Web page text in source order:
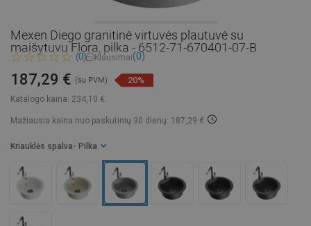
Mexen Diego granitinė virtuvės plautuvė su
maišytuvu Flora, pilka - 6512-71-670401-07-B
(0) Klausimai(0)
Katalogo kaina: 234,10 €
187,29 € (su PVM) 20%
Mažiausia kaina nuo paskutinių 30 dienų: 187,29 €
Kriauklės spalva - Pilka